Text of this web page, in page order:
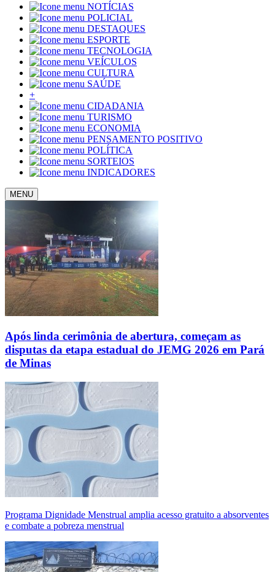
NOTÍCIAS
POLICIAL
DESTAQUES
ESPORTE
TECNOLOGIA
VEÍCULOS
CULTURA
SAÚDE
+
CIDADANIA
TURISMO
ECONOMIA
PENSAMENTO POSITIVO
POLÍTICA
SORTEIOS
INDICADORES
MENU
Após linda cerimônia de abertura, começam as
disputas da etapa estadual do JEMG 2026 em Pará
de Minas
Programa Dignidade Menstrual amplia acesso gratuito a absorventes
e combate a pobreza menstrual